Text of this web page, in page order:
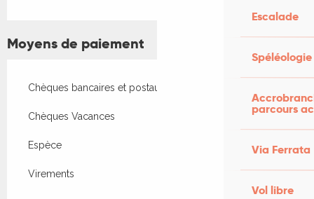
Escalade
Spéléologie
parcours
Via Ferrata
Vol libre
Moyens de paiement
Chèques bancaires et postaux
Chèques Vacances
Espèce
Virements